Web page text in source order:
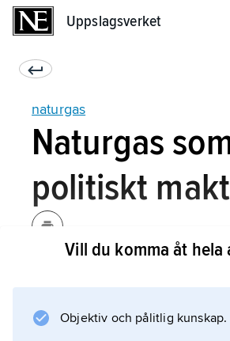
Uppslagsverket
naturgas
Naturgas
politiskt
vid kriser och krig. Historiskt
naturgas gjort att handel med
Vill du komma åt hela
Objektiv och pålitlig kunskap.